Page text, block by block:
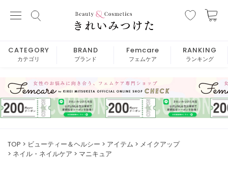
CATEGORY
カテゴリ
BRAND
ブランド
Femcare
フェムケア
RANKING
ランキング
TOP ビューティー＆ヘルシー アイテム
メイクアップ
ネイル・ネイルケア
マニキュア